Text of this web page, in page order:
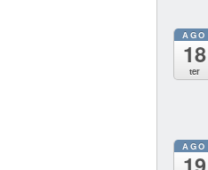
AGO
18
ter
AGO